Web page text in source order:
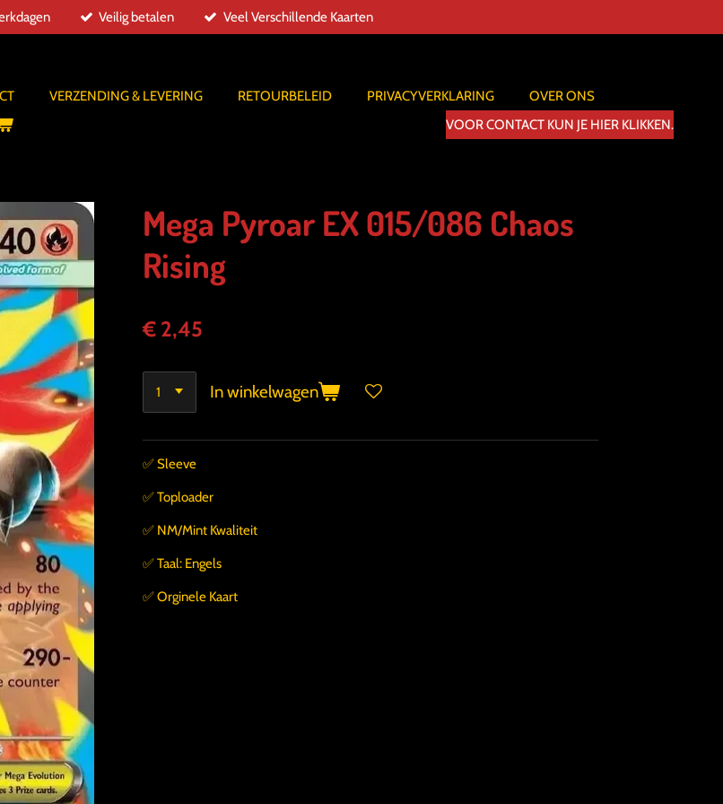
Veilig betalen Veel Verschillende Kaarten
VERZENDING & LEVERING RETOURBELEID PRIVACYVERKLARING
OVER ONS
VOOR CONTACT KUN JE HIER KLIKKEN.
Mega Pyroar EX 015/086 Chaos
Rising
€ 2,45
In winkelwagen
✅️ Sleeve
✅️ Toploader
✅️ NM/Mint Kwaliteit
✅️ Taal: Engels
✅️ Orginele Kaart